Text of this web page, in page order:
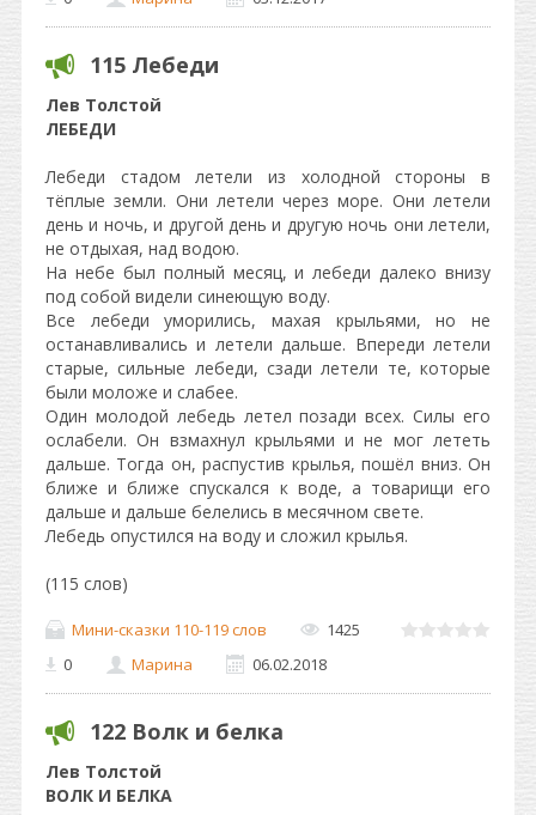
115 Лебеди
Лев Толстой
ЛЕБЕДИ
Лебеди стадом летели из холодной стороны в
тёплые земли. Они летели через море. Они летели
день и ночь, и другой день и другую ночь они летели,
не отдыхая, над водою.
На небе был полный месяц, и лебеди далеко внизу
под собой видели синеющую воду.
Все лебеди уморились, махая крыльями, но не
останавливались и летели дальше. Впереди летели
старые, сильные лебеди, сзади летели те, которые
были моложе и слабее.
Один молодой лебедь летел позади всех. Силы его
ослабели. Он взмахнул крыльями и не мог лететь
дальше. Тогда он, распустив крылья, пошёл вниз. Он
ближе и ближе спускался к воде, а товарищи его
дальше и дальше белелись в месячном свете.
Лебедь опустился на воду и сложил крылья.
(115 слов)
Мини-сказки 110-119 слов
1425
0
Марина 06.02.2018
122 Волк и белка
Лев Толстой
ВОЛК И БЕЛКА